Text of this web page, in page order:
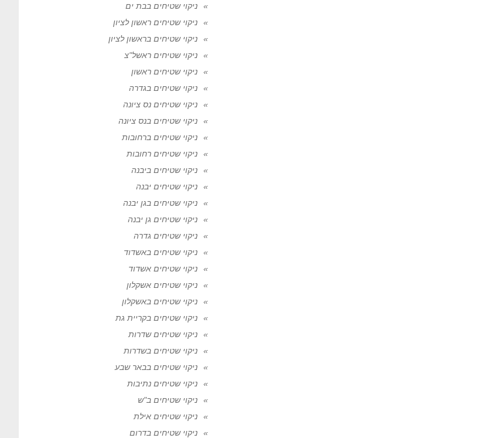
ניקוי שטיחים בבת ים
ניקוי שטיחים ראשון לציון
ניקוי שטיחים בראשון לציון
ניקוי שטיחים ראשל"צ
ניקוי שטיחים ראשון
ניקוי שטיחים בגדרה
ניקוי שטיחים נס ציונה
ניקוי שטיחים בנס ציונה
ניקוי שטיחים ברחובות
ניקוי שטיחים רחובות
ניקוי שטיחים ביבנה
ניקוי שטיחים יבנה
ניקוי שטיחים בגן יבנה
ניקוי שטיחים גן יבנה
ניקוי שטיחים גדרה
ניקוי שטיחים באשדוד
ניקוי שטיחים אשדוד
ניקוי שטיחים אשקלון
ניקוי שטיחים באשקלון
ניקוי שטיחים בקריית גת
ניקוי שטיחים שדרות
ניקוי שטיחים בשדרות
ניקוי שטיחים בבאר שבע
ניקוי שטיחים נתיבות
ניקוי שטיחים ב"ש
ניקוי שטיחים אילת
ניקוי שטיחים בדרום